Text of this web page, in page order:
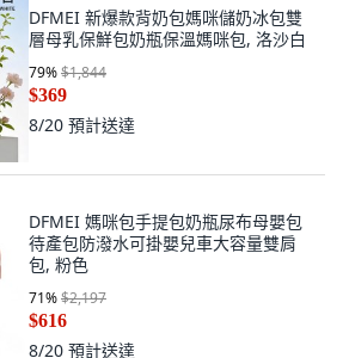
79%$1,844
$369
8/20預計送達
DFMEI 媽咪包手提包奶瓶尿布母嬰包
包, 粉色
71%$2,197
$616
8/20預計送達